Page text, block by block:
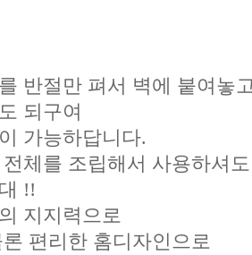
반절만 펴서 벽에 붙여놓
되구여
가능하답니다.
체를 조립해서 사용하셔
!!
지지력으로
편리한 홈디자인으로